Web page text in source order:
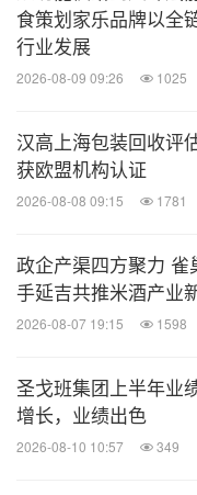
食策划家乐品牌以全
行业发展
2026-08-09 09:26 1025
汉高上海包装回收评
获欧盟机构认证
2026-08-08 09:15 1781
政企产渠四方聚力 雀
手延吉共推米酒产业
2026-08-07 19:15 1598
圣戈班集团上半年业
增长，业绩出色
2026-08-10 10:57 349